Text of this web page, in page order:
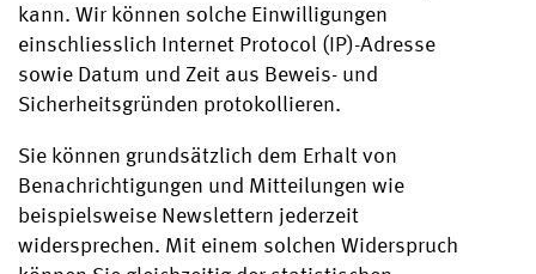
kann. Wir können solche Einwilligungen
einschliesslich Internet Protocol (IP)-Adresse
sowie Datum und Zeit aus Beweis- und
Sicherheitsgründen protokollieren.
Sie können grundsätzlich dem Erhalt von
Benachrichtigungen und Mitteilungen wie
beispielsweise Newslettern jederzeit
widersprechen. Mit einem solchen Widerspruch